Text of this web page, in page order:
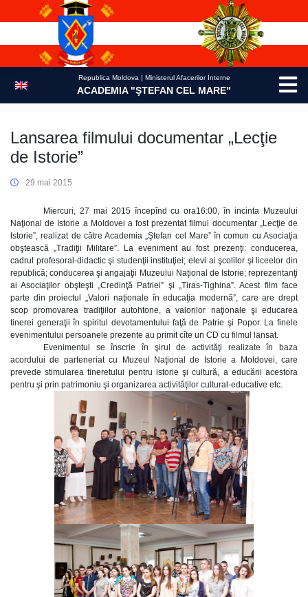
Republica Moldova | Ministerul Afacerilor Interne
ACADEMIA "ŞTEFAN CEL MARE"
Lansarea filmului documentar „Lecţie
de Istorie”
29 mai 2015
Miercuri, 27 mai 2015 începînd cu ora16:00, în incinta Muzeului
Naţional de Istorie a Moldovei a fost prezentat filmul documentar „Lecţie de
Istorie”, realizat de către Academia „Ştefan cel Mare” în comun cu Asociaţia
obştească „Tradiţii Militare”. La eveniment au fost prezenţi: conducerea,
cadrul profesoral-didactic şi studenţii instituţiei; elevi ai şcolilor şi liceelor din
republică; conducerea şi angajaţii Muzeului Naţional de Istorie; reprezentanţi
ai Asociaţilor obşteşti „Credinţă Patriei” şi „Tiras-Tighina”. Acest film face
parte din proiectul „Valori naţionale în educaţia modernă”, care are drept
scop promovarea tradiţiilor autohtone, a valorilor naţionale şi educarea
tinerei generaţii în spiritul devotamentului faţă de Patrie şi Popor. La finele
evenimentului persoanele prezente au primit cîte un CD cu filmul lansat.
Evenimentul se înscrie în şirul de activităţi realizate în baza
acordului de parteneriat cu Muzeul Naţional de Istorie a Moldovei, care
prevede stimularea tineretului pentru istorie şi cultură, a educării acestora
pentru şi prin patrimoniu şi organizarea activităţilor cultural-educative etc.